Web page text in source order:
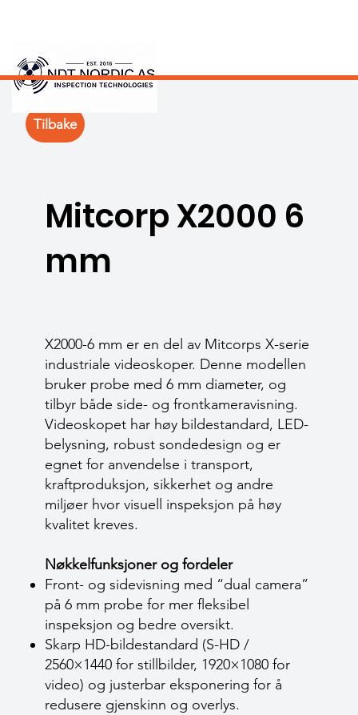
Mitcorp X2000 6
mm
X2000-6 mm er en del av Mitcorps X-serie
industriale videoskoper. Denne modellen
bruker probe med 6 mm diameter, og
tilbyr både side- og frontkameravisning.
Videoskopet har høy bildestandard, LED-
belysning, robust sondedesign og er
egnet for anvendelse i transport,
kraftproduksjon, sikkerhet og andre
miljøer hvor visuell inspeksjon på høy
kvalitet kreves.
Nøkkelfunksjoner og fordeler
Front- og sidevisning med “dual camera”
på 6 mm probe for mer fleksibel
inspeksjon og bedre oversikt.
Skarp HD-bildestandard (S-HD /
2560×1440 for stillbilder, 1920×1080 for
video) og justerbar eksponering for å
redusere gjenskinn og overlys.
Tilbake